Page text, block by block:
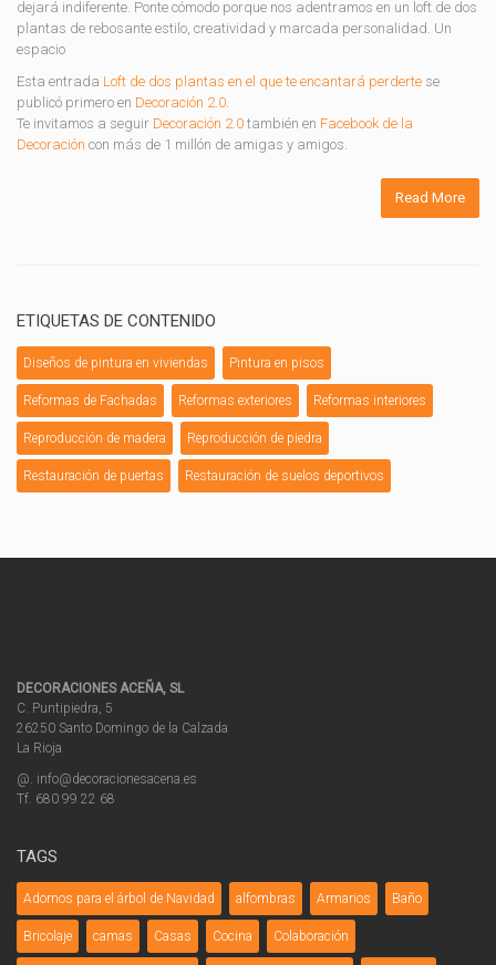
dejará indiferente. Ponte cómodo porque nos adentramos en un loft de dos
plantas de rebosante estilo, creatividad y marcada personalidad. Un
espacio
Esta entrada Loft de dos plantas en el que te encantará perderte se
publicó primero en Decoración 2.0.
Te invitamos a seguir Decoración 2.0 también en Facebook de la
Decoración con más de 1 millón de amigas y amigos.
Read More
ETIQUETAS DE CONTENIDO
Diseños de pintura en viviendas Pintura en pisos
Reformas de Fachadas Reformas exteriores Reformas interiores
Reproducción de madera Reproducción de piedra
Restauración de puertas Restauración de suelos deportivos
DECORACIONES ACEÑA, SL
C. Puntipiedra, 5
26250 Santo Domingo de la Calzada
La Rioja
@. info@decoracionesacena.es
Tf. 680 99 22 68
TAGS
Adornos para el árbol de Navidad alfombras Armarios Baño
Bricolaje camas Casas Cocina Colaboración